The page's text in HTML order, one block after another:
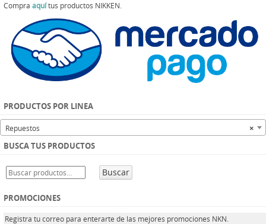
Compra aquítus productos NIKKEN.
PRODUCTOS POR LINEA
×
Repuestos
BUSCA TUS PRODUCTOS
Buscar
PROMOCIONES
Registra tu correo para enterarte de las mejores promociones NKN.